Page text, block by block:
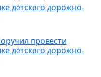
провести
детского дорожно-